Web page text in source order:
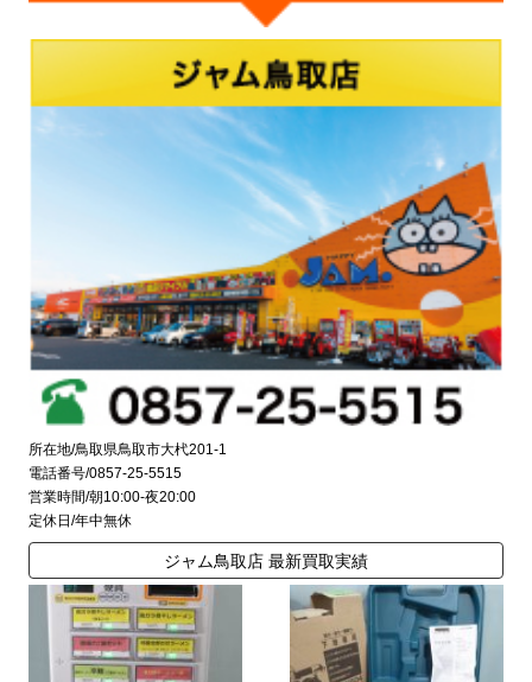
所在地/鳥取県鳥取市大杙201-1
電話番号/0857-25-5515
営業時間/朝10:00-夜20:00
定休日/年中無休
ジャム鳥取店 最新買取実績